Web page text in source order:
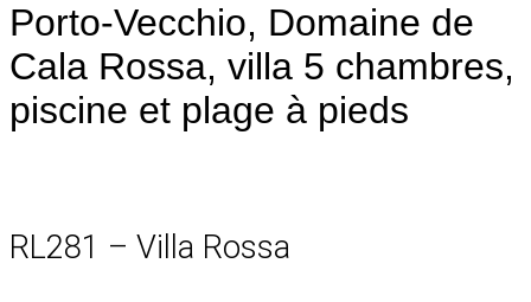
Porto-Vecchio, Domaine de
Cala Rossa, villa 5 chambres,
piscine et plage à pieds
RL281 – Villa Rossa